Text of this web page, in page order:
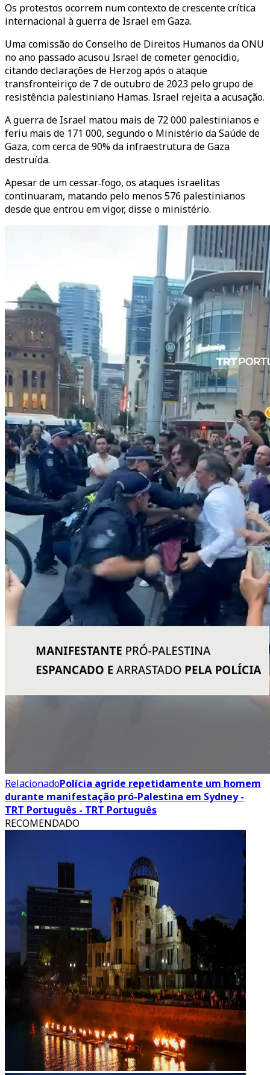
Os protestos ocorrem num contexto de crescente crítica
internacional à guerra de Israel em Gaza.
Uma comissão do Conselho de Direitos Humanos da ONU
no ano passado acusou Israel de cometer genocídio,
citando declarações de Herzog após o ataque
transfronteiriço de 7 de outubro de 2023 pelo grupo de
resistência palestiniano Hamas. Israel rejeita a acusação.
A guerra de Israel matou mais de 72 000 palestinianos e
feriu mais de 171 000, segundo o Ministério da Saúde de
Gaza, com cerca de 90% da infraestrutura de Gaza
destruída.
Apesar de um cessar‑fogo, os ataques israelitas
continuaram, matando pelo menos 576 palestinianos
desde que entrou em vigor, disse o ministério.
RelacionadoPolícia agride repetidamente um homem
durante manifestação pró-Palestina em Sydney -
TRT Português - TRT Português
RECOMENDADO